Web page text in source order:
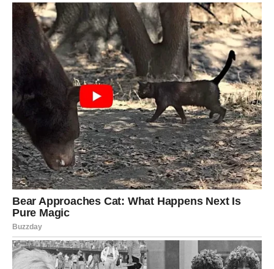
PIROS JASTUCI PRIPREMLJENI ZA SAMO 15 MINUTA!
PRAKTIČNA, JEDNOSTAVNA I JEDNOSTAVNA OPCIJA
ZA DORUČAK…